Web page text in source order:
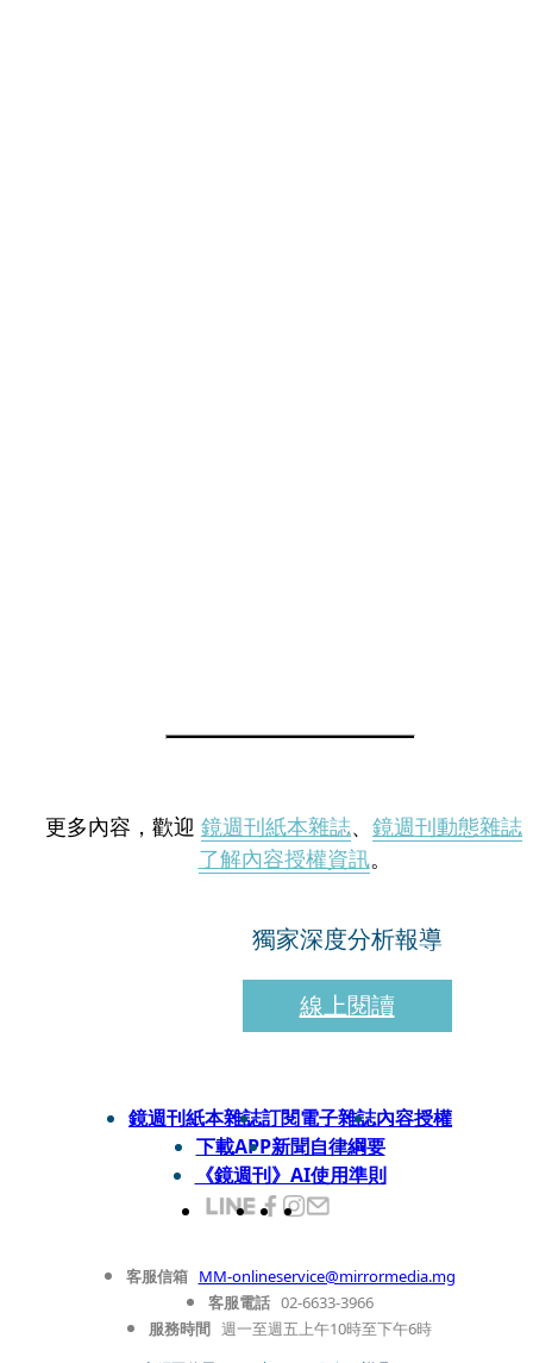
更多內容，歡迎 鏡週刊紙本雜誌、 鏡週刊動態雜誌
了解內容授權資訊。
獨家深度分析報導
線上閱讀
鏡週刊紙本雜誌訂閱電子雜誌內容授權
下載APP新聞自律綱要
《鏡週刊》AI使用準則
客服信箱 MM-onlineservice@mirrormedia.mg
客服電話 02-6633-3966
服務時間 週一至週五上午10時至下午6時